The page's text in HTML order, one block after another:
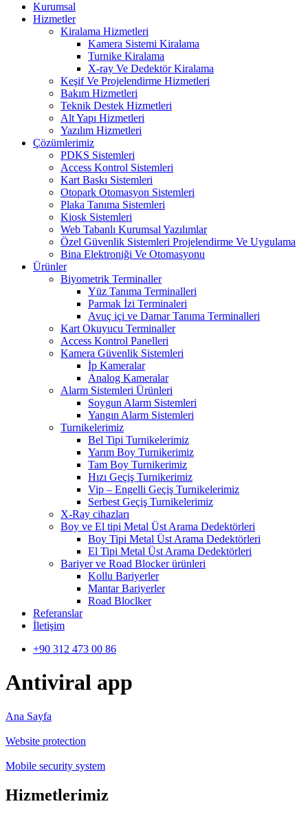
Kurumsal
Hizmetler
Kiralama Hizmetleri
Kamera Sistemi Kiralama
Turnike Kiralama
X-ray Ve Dedektör Kiralama
Keşif Ve Projelendirme Hizmetleri
Bakım Hizmetleri
Teknik Destek Hizmetleri
Alt Yapı Hizmetleri
Yazılım Hizmetleri
Çözümlerimiz
PDKS Sistemleri
Access Kontrol Sistemleri
Kart Baskı Sistemleri
Otopark Otomasyon Sistemleri
Plaka Tanıma Sistemleri
Kiosk Sistemleri
Web Tabanlı Kurumsal Yazılımlar
Özel Güvenlik Sistemleri Projelendirme Ve Uygulama
Bina Elektroniği Ve Otomasyonu
Ürünler
Biyometrik Terminaller
Yüz Tanıma Terminalleri
Parmak İzi Terminaleri
Avuç içi ve Damar Tanıma Terminalleri
Kart Okuyucu Terminaller
Access Kontrol Panelleri
Kamera Güvenlik Sistemleri
İp Kameralar
Analog Kameralar
Alarm Sistemleri Ürünleri
Soygun Alarm Sistemleri
Yangın Alarm Sistemleri
Turnikelerimiz
Bel Tipi Turnikelerimiz
Yarım Boy Turnikerimiz
Tam Boy Turnikerimiz
Hızı Geçiş Turnikerimiz
Vip – Engelli Geçiş Turnikelerimiz
Serbest Geçiş Turnikelerimiz
X-Ray cihazları
Boy ve El tipi Metal Üst Arama Dedektörleri
Boy Tipi Metal Üst Arama Dedektörleri
El Tipi Metal Üst Arama Dedektörleri
Bariyer ve Road Blocker ürünleri
Kollu Bariyerler
Mantar Bariyerler
Road Bloclker
Referanslar
İletişim
+90 312 473 00 86
Antiviral app
Ana Sayfa
Website protection
Mobile security system
Hizmetlerimiz